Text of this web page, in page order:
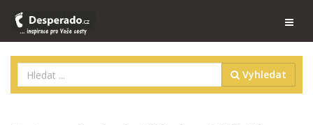
Vyhledat